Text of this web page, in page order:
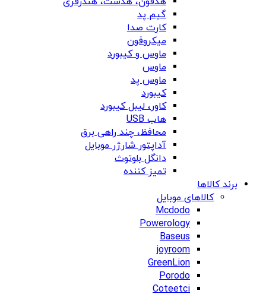
گیم پد
کارت صدا
میکروفون
ماوس و کیبورد
ماوس
ماوس پد
کیبورد
کاور، لیبل کیبورد
هاب USB
محافظ، چند راهی برق
آداپتور شارژر موبایل
دانگل بلوتوث
تمیز کننده
برند کالاها
کالاهای موبایل
Mcdodo
Powerology
Baseus
joyroom
GreenLion
Porodo
Coteetci